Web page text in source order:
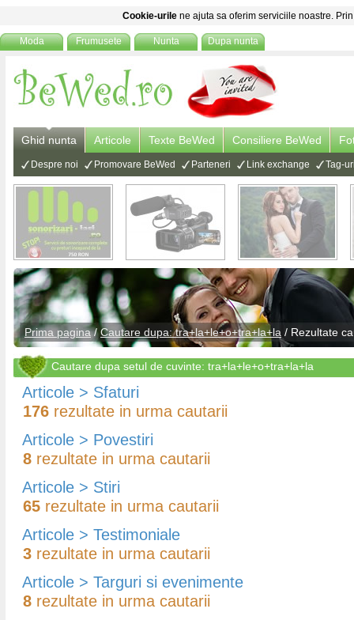
Cookie-urile ne ajuta sa oferim serviciile noastre.
Moda Frumusete Nunta Dupa nunta
Ghid nunta Articole Texte BeWed Consiliere BeWed
Despre noi Promovare BeWed Parteneri Link exchange Tag-
Prima pagina/Cautare dupa: tra+la+le+o+tra+la+la / Rezultate
Cautare dupa setul de cuvinte: tra+la+le+o+tra+la+la
Articole > Sfaturi
176 rezultate in urma cautarii
Articole > Povestiri
8 rezultate in urma cautarii
Articole > Stiri
65 rezultate in urma cautarii
Articole > Testimoniale
3 rezultate in urma cautarii
Articole > Targuri si evenimente
8 rezultate in urma cautarii